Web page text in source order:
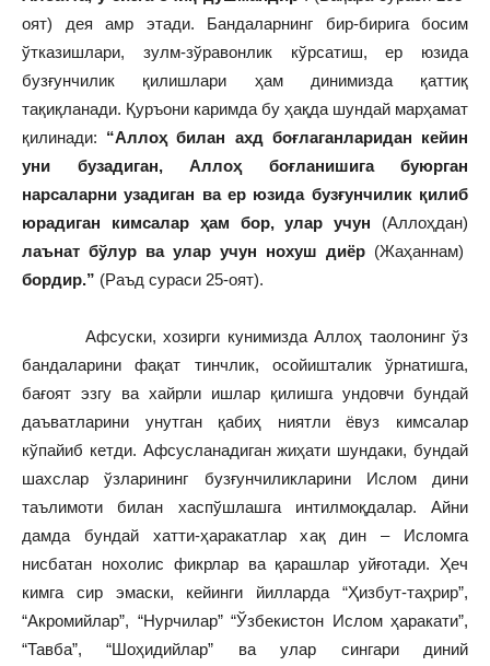
оят) дея амр этади. Бандаларнинг бир-бирига босим
ўтказишлари, зулм-зўравонлик кўрсатиш, ер юзида
бузғунчилик қилишлари ҳам динимизда қаттиқ
тақиқланади. Қуръони каримда бу ҳақда шундай марҳамат
қилинади: “Аллоҳ билан ахд боғлаганларидан кейин
уни бузадиган, Аллоҳ боғланишига буюрган
нарсаларни узадиган ва ер юзида бузғунчилик қилиб
юрадиган кимсалар ҳам бор, улар учун (Аллоҳдан)
лаънат бўлур ва улар учун нохуш диёр (Жаҳаннам)
бордир.” (Раъд сураси 25-оят).
Афсуски, хозирги кунимизда Аллоҳ таолонинг ўз
бандаларини фақат тинчлик, осойишталик ўрнатишга,
бағоят эзгу ва хайрли ишлар қилишга ундовчи бундай
даъватларини унутган қабиҳ ниятли ёвуз кимсалар
кўпайиб кетди. Афсусланадиган жиҳати шундаки, бундай
шахслар ўзларининг бузғунчиликларини Ислом дини
таълимоти билан хаспўшлашга интилмоқдалар. Айни
дамда бундай хатти-ҳаракатлар хақ дин – Исломга
нисбатан нохолис фикрлар ва қарашлар уйғотади. Ҳеч
кимга сир эмаски, кейинги йилларда “Ҳизбут-таҳрир”,
“Акромийлар”, “Нурчилар” “Ўзбекистон Ислом ҳаракати”,
“Тавба”, “Шоҳидийлар” ва улар сингари диний